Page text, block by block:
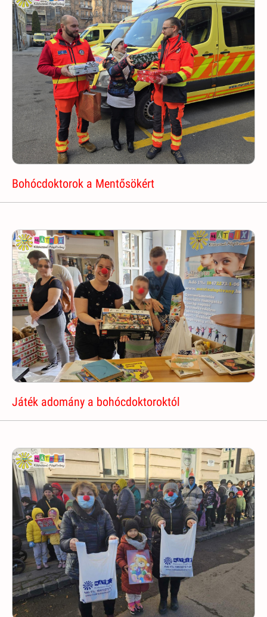
Bohócdoktorok a Mentősökért
Játék adomány a bohócdoktoroktól